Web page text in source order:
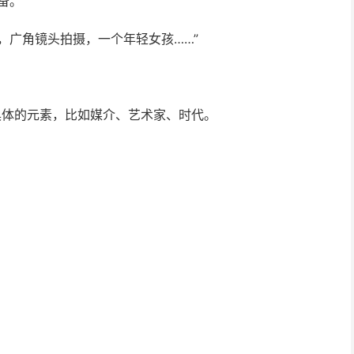
广角镜头拍摄，一个年轻女孩……”
的元素，比如媒介、艺术家、时代。